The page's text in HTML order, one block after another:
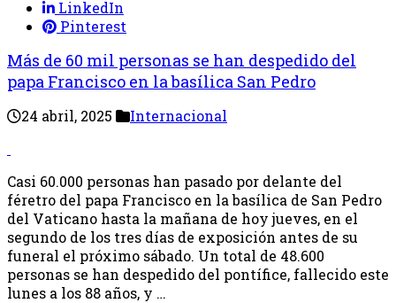
LinkedIn
Pinterest
Más de 60 mil personas se han despedido del
papa Francisco en la basílica San Pedro
24 abril, 2025 Internacional
Casi 60.000 personas han pasado por delante del
féretro del papa Francisco en la basílica de San Pedro
del Vaticano hasta la mañana de hoy jueves, en el
segundo de los tres días de exposición antes de su
funeral el próximo sábado. Un total de 48.600
personas se han despedido del pontífice, fallecido este
lunes a los 88 años, y …